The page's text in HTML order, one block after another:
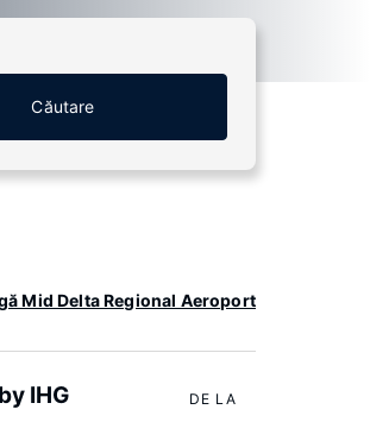
Căutare
Mid Delta Regional Aeroport
IHG DE LA